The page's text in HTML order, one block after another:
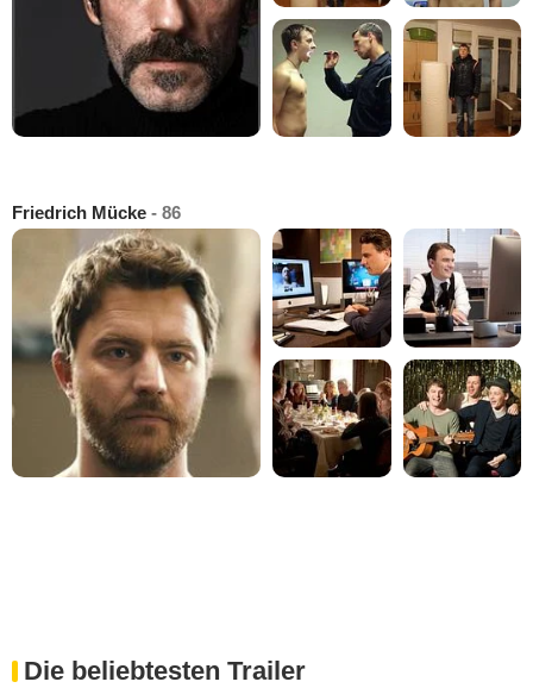
Friedrich Mücke - 86
Die beliebtesten Trailer